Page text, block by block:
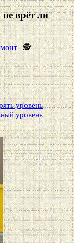
врёт ли
| 🕵
уровень
уровень